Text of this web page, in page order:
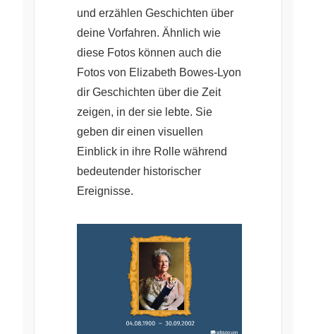
und erzählen Geschichten über
deine Vorfahren. Ähnlich wie
diese Fotos können auch die
Fotos von Elizabeth Bowes-Lyon
dir Geschichten über die Zeit
zeigen, in der sie lebte. Sie
geben dir einen visuellen
Einblick in ihre Rolle während
bedeutender historischer
Ereignisse.